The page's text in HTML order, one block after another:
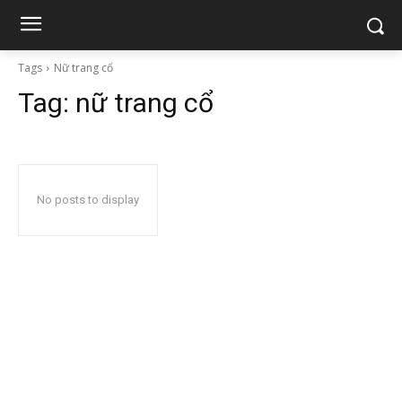
Tags Nữ trang cổ
Tag: nữ trang cổ
No posts to display